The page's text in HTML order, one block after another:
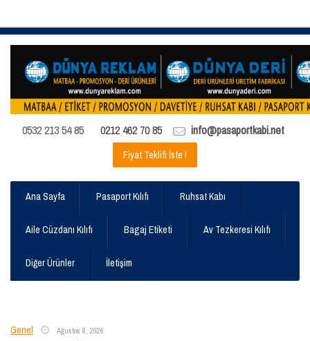
0532 213 54 85 0212 462 70 85 info@pasaportkabi.net
Fiyat Teklifi İste !
Ana Sayfa Pasaport Kılıfı Ruhsat Kabı
Aile Cüzdanı Kılıfı Bagaj Etiketi Av Tezkeresi Kılıfı
Diğer Ürünler İletişim
Genel Ağustos 8, 2026